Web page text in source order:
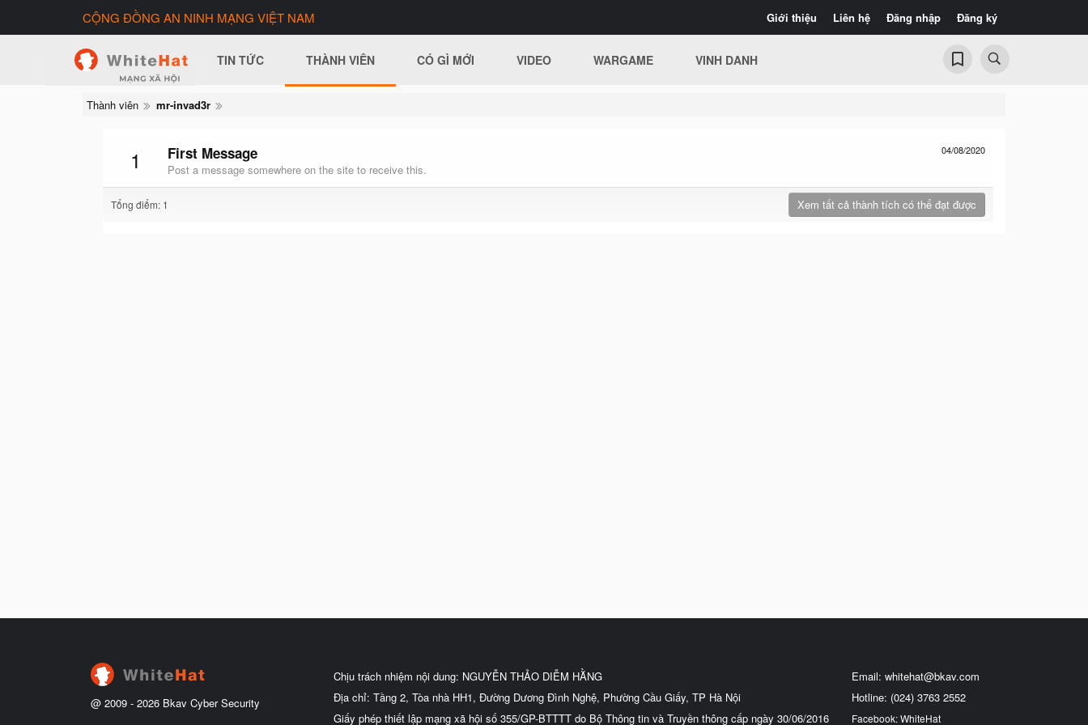
Giới thiệu Liên hệ Đăng nhập Đăng ký
CỘNG ĐỒNG AN NINH MẠNG VIỆT NAM
TIN TỨC THÀNH VIÊN CÓ GÌ MỚI VIDEO WARGAME VINH DANH
Thành viên mr-invad3r
1 04/08/2020
First Message
Post a message somewhere on the site to receive this.
Tổng điểm: 1 Xem tất cả thành tích có thể đạt được
@ 2009 - 2026 Bkav Cyber Security
Chịu trách nhiệm nội dung: NGUYỄN THẢO DIỄM HẰNG
Địa chỉ: Tầng 2, Tòa nhà HH1, Đường Dương Đình Nghệ, Phường Cầu Giấy, TP Hà Nội
Giấy phép thiết lập mạng xã hội số 355/GP-BTTTT do Bộ Thông tin và Truyền thông cấp ngày 30/06/2016
Email: whitehat@bkav.com
Hotline: (024) 3763 2552
Facebook: WhiteHat